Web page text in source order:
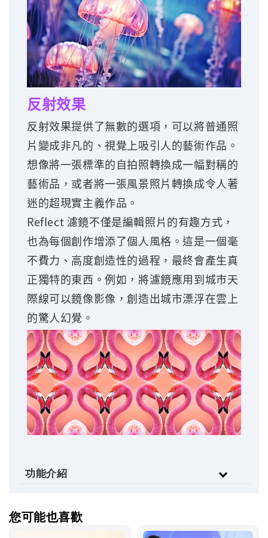
反射效果
反射效果提供了無數的選項，可以將普通照
片變成非凡的、視覺上吸引人的藝術作品。
想像將一張標準的自拍照轉換成一幅對稱的
藝術品，或者將一張風景照片轉換成令人著
迷的超現實主義作品。
Reflect 濾鏡不僅是編輯照片的有趣方式，
也為每個創作增添了個人風格。這是一個毫
不費力、高度創造性的過程，最終會產生真
正獨特的東西。例如，將濾鏡應用到城市天
際線可以鏡像影像，創造出城市漂浮在雲上
的驚人幻覺。
功能介紹
您可能也喜歡